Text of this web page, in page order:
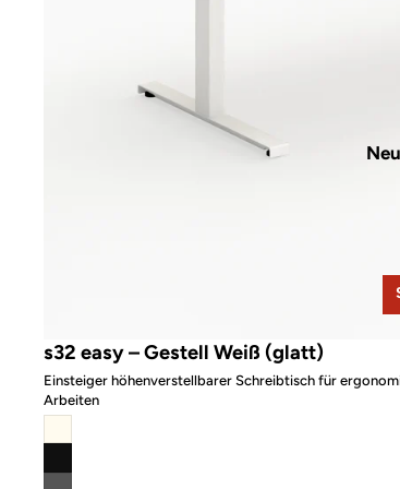
s32 easy – Gestell Weiß (glatt)
Einsteiger höhenverstellbarer Schreibtisch für
Arbeiten